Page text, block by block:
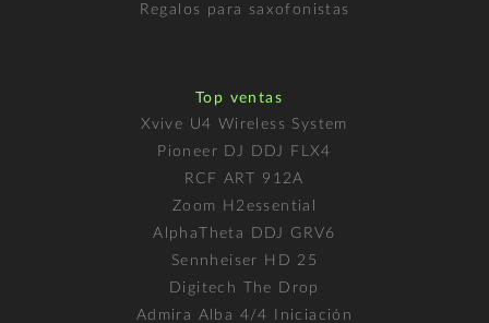
Regalos para saxofonistas
Top ventas
Xvive U4 Wireless System
Pioneer DJ DDJ FLX4
RCF ART 912A
Zoom H2essential
AlphaTheta DDJ GRV6
Sennheiser HD 25
Digitech The Drop
Admira Alba 4/4 Iniciación